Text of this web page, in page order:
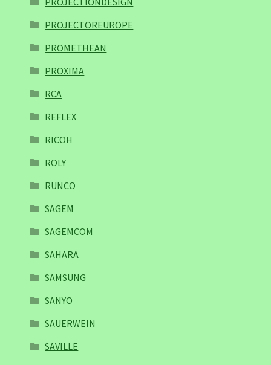
PROJECTOREUROPE
PROMETHEAN
PROXIMA
RCA
REFLEX
RICOH
ROLY
RUNCO
SAGEM
SAGEMCOM
SAHARA
SAMSUNG
SANYO
SAUERWEIN
SAVILLE